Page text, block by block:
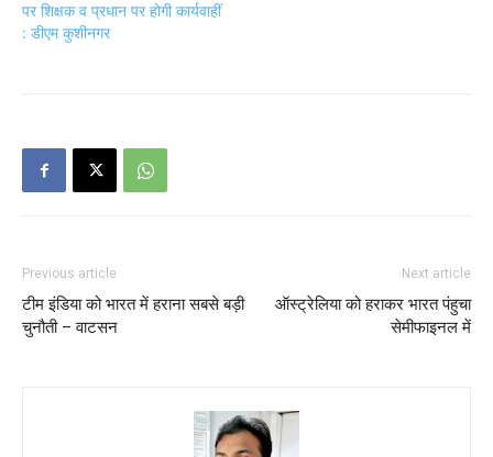
पर शिक्षक व प्रधान पर होगी कार्यवाहीं
: डीएम कुशीनगर
Previous article
टीम इंडिया को भारत में हराना सबसे बड़ी
चुनौती – वाटसन
Next article
ऑस्ट्रेलिया को हराकर भारत पंहुचा
सेमीफाइनल में